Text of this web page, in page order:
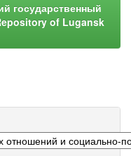
государственный
of Lugansk